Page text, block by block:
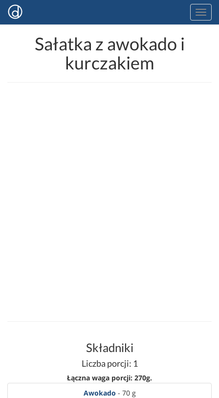
Sałatka z awokado i
kurczakiem
Składniki
Liczba porcji: 1
Łączna waga porcji: 270g.
Awokado - 70 g